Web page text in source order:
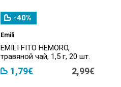
-40%
Emili
EMILI FITO HEMORO,
травяной чай, 1,5 г, 20 шт.
1,79€ 2,99€